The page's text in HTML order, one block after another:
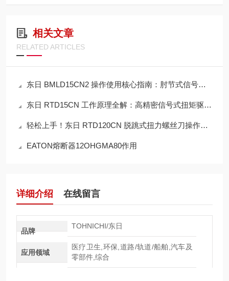
相关文章
RELATED ARTICLES
东日 BMLD15CN2 操作使用核心指南：肘节式信号扭矩驱动器从调节到作业
东日 RTD15CN 工作原理全解：高精密信号式扭矩驱动核心机制
轻松上手！东日 RTD120CN 脱跳式扭力螺丝刀操作使用说明书
EATON熔断器12OHGMA80作用
详细介绍 在线留言
品牌
TOHNICHI/东日
应用领域
医疗卫生,环保,道路/轨道/船舶,汽车及
零部件,综合